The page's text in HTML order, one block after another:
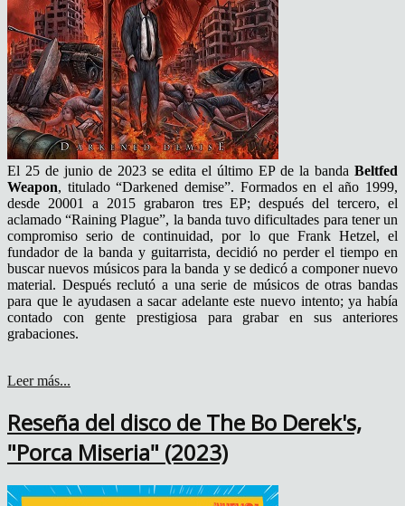
El 25 de junio de 2023 se edita el último EP de la banda Beltfed
Weapon, titulado “Darkened demise”. Formados en el año 1999,
desde 20001 a 2015 grabaron tres EP; después del tercero, el
aclamado “Raining Plague”, la banda tuvo dificultades para tener un
compromiso serio de continuidad, por lo que Frank Hetzel, el
fundador de la banda y guitarrista, decidió no perder el tiempo en
buscar nuevos músicos para la banda y se dedicó a componer nuevo
material. Después reclutó a una serie de músicos de otras bandas
para que le ayudasen a sacar adelante este nuevo intento; ya había
contado con gente prestigiosa para grabar en sus anteriores
grabaciones.
Leer más...
Reseña del disco de The Bo Derek's,
"Porca Miseria" (2023)